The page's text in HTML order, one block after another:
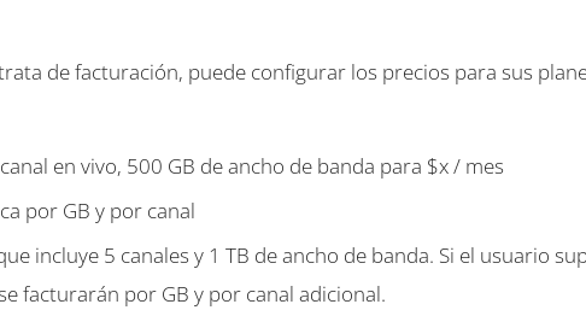
de facturación, puede configurar los precios para sus
en vivo, 500 GB de ancho de banda para $x / mes
por GB y por canal
incluye 5 canales y 1 TB de ancho de banda. Si el usuario
facturarán por GB y por canal adicional.